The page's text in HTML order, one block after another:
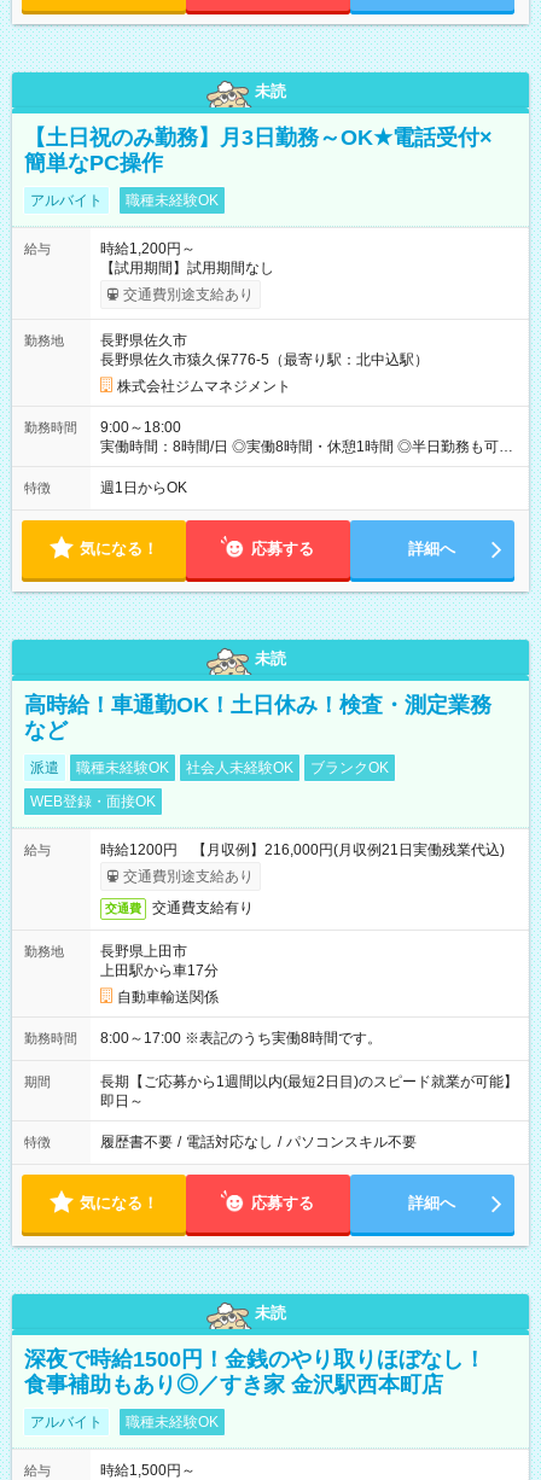
未読
【土日祝のみ勤務】月3日勤務～OK★電話受付×
簡単なPC操作
アルバイト 職種未経験OK
給与
時給1,200円～
【試用期間】試用期間なし
交通費別途支給あり
勤務地
長野県佐久市
長野県佐久市猿久保776-5（最寄り駅：北中込駅）
株式会社ジムマネジメント
勤務時間
9:00～18:00
実働時間：8時間/日 ◎実働8時間・休憩1時間 ◎半日勤務も可能
です。 (1)9：00～13：00 (2)13：00～18：00 各休憩30分 ◎
勤務日は土曜日・日曜日・祝日のみです。（月3日～応相談）
特徴 週1日からOK
気になる！ 応募する 詳細へ
未読
高時給！車通勤OK！土日休み！検査・測定業務
など
派遣 職種未経験OK 社会人未経験OK
ブランクOK
WEB登録・面接OK
給与
時給1200円 【月収例】216,000円(月収例21日実働残業代込)
交通費別途支給あり
交通費 交通費支給有り
勤務地
長野県上田市
上田駅から車17分
自動車輸送関係
勤務時間 8:00～17:00 ※表記のうち実働8時間です。
期間
長期【ご応募から1週間以内(最短2日目)のスピード就業が可能】
即日～
特徴 履歴書不要 / 電話対応なし / パソコンスキル不要
気になる！ 応募する 詳細へ
未読
深夜で時給1500円！金銭のやり取りほぼなし！
食事補助もあり◎／すき家 金沢駅西本町店
アルバイト 職種未経験OK
給与
時給1,500円～